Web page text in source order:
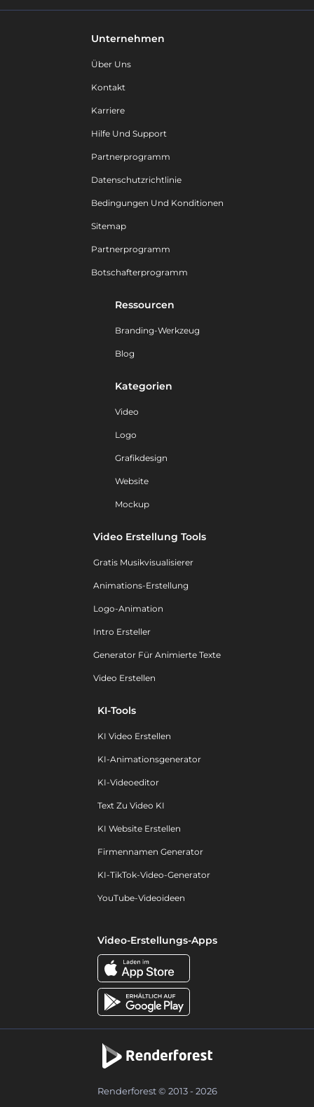
Unternehmen
Über Uns
Kontakt
Karriere
Hilfe Und Support
Partnerprogramm
Datenschutzrichtlinie
Bedingungen Und Konditionen
Sitemap
Partnerprogramm
Botschafterprogramm
Ressourcen
Branding-Werkzeug
Blog
Kategorien
Video
Logo
Grafikdesign
Website
Mockup
Video Erstellung Tools
Gratis Musikvisualisierer
Animations-Erstellung
Logo-Animation
Intro Ersteller
Generator Für Animierte Texte
Video Erstellen
KI-Tools
KI Video Erstellen
KI-Animationsgenerator
KI-Videoeditor
Text Zu Video KI
KI Website Erstellen
Firmennamen Generator
KI-TikTok-Video-Generator
YouTube-Videoideen
Video-Erstellungs-Apps
Renderforest © 2013 - 2026